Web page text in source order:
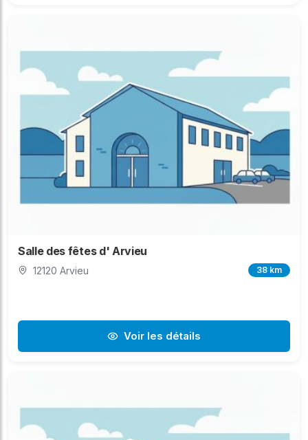
Salle des fêtes d' Arvieu
12120 Arvieu 38 km
Voir les détails